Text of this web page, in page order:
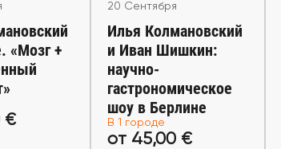
€
билеты
«Мозг +
€
от 45,00 €
Купить билеты
20 Сентября
Илья Колмановский
и Иван Шишкин:
научно-
гастрономическое
шоу в Берлине
В 1 городе
от 45,00 €